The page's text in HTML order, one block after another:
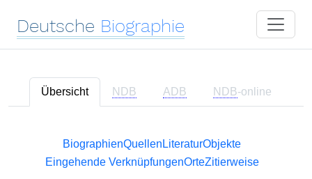
Deutsche Biographie
Übersicht NDB ADB NDB-online
BiographienQuellen LiteraturObjekte
Eingehende VerknüpfungenOrteZitierweise